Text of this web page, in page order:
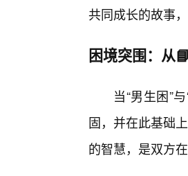
共同成长的故事
困境突围：从
当“男生困”
固，并在此基础
的智慧，是双方